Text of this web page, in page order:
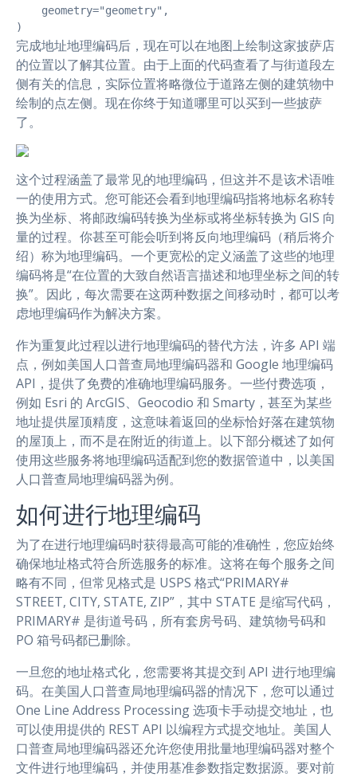
    geometry="geometry",
)
完成地址地理编码后，现在可以在地图上绘制这家披萨店
的位置以了解其位置。由于上面的代码查看了与街道段左
侧有关的信息，实际位置将略微位于道路左侧的建筑物中
绘制的点左侧。现在你终于知道哪里可以买到一些披萨
了。
这个过程涵盖了最常见的地理编码，但这并不是该术语唯
一的使用方式。您可能还会看到地理编码指将地标名称转
换为坐标、将邮政编码转换为坐标或将坐标转换为 GIS 向
量的过程。你甚至可能会听到将反向地理编码（稍后将介
绍）称为地理编码。一个更宽松的定义涵盖了这些的地理
编码将是“在位置的大致自然语言描述和地理坐标之间的转
换”。因此，每次需要在这两种数据之间移动时，都可以考
虑地理编码作为解决方案。
作为重复此过程以进行地理编码的替代方法，许多 API 端
点，例如美国人口普查局地理编码器和 Google 地理编码
API，提供了免费的准确地理编码服务。一些付费选项，
例如 Esri 的 ArcGIS、Geocodio 和 Smarty，甚至为某些
地址提供屋顶精度，这意味着返回的坐标恰好落在建筑物
的屋顶上，而不是在附近的街道上。以下部分概述了如何
使用这些服务将地理编码适配到您的数据管道中，以美国
人口普查局地理编码器为例。
如何进行地理编码
为了在进行地理编码时获得最高可能的准确性，您应始终
确保地址格式符合所选服务的标准。这将在每个服务之间
略有不同，但常见格式是 USPS 格式“PRIMARY#
STREET, CITY, STATE, ZIP”，其中 STATE 是缩写代码，
PRIMARY# 是街道号码，所有套房号码、建筑物号码和
PO 箱号码都已删除。
一旦您的地址格式化，您需要将其提交到 API 进行地理编
码。在美国人口普查局地理编码器的情况下，您可以通过
One Line Address Processing 选项卡手动提交地址，也
可以使用提供的 REST API 以编程方式提交地址。美国人
口普查局地理编码器还允许您使用批量地理编码器对整个
文件进行地理编码，并使用基准参数指定数据源。要对前